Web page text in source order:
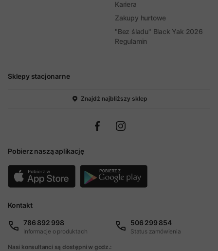
Sklepy stacjonarne
Znajdź najbliższy sklep
Pobierz naszą aplikację
Kariera
Zakupy hurtowe
"Bez śladu" Black Yak 2026
Regulamin
Kontakt
786 892 998
Informacje o produktach
506 299 854
Status zamówienia
Nasi konsultanci są dostępni w godz.: